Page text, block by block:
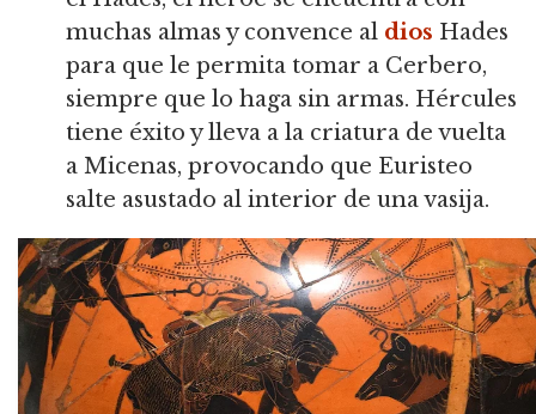
muchas almas y convence al dios Hades
para que le permita tomar a Cerbero,
siempre que lo haga sin armas. Hércules
tiene éxito y lleva a la criatura de vuelta
a Micenas, provocando que Euristeo
salte asustado al interior de una vasija.